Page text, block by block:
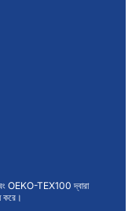
OEKO-TEX100 দ্বারা
করে।